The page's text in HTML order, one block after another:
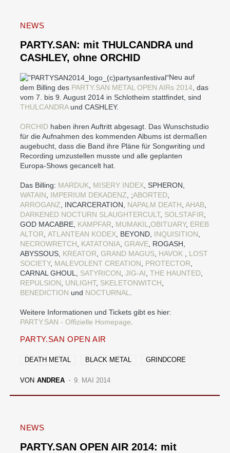
NEWS
PARTY.SAN: mit THULCANDRA und
CASHLEY, ohne ORCHID
Neu auf
dem Billing des PARTY.SAN METAL OPEN AIRs 2014 , das
vom 7. bis 9. August 2014 in Schlotheim stattfindet, sind
THULCANDRA und CASHLEY.
ORCHID haben ihren Auftritt abgesagt. Das Wunschstudio
für die Aufnahmen des kommenden Albums ist dermaßen
augebucht, dass die Band ihre Pläne für Songwriting und
Recording umzustellen musste und alle geplanten
Europa-Shows gecancelt hat.
Das Billing: MARDUK MISERY INDEX , SPHERON,
WATAIN
IMPERIUM DEKADENZ , ;ABORTED
ARROGANZ , INCARCERATION, NAPALM DEATH AHAB
DARKENED NOCTURN SLAUGHTERCULT, SOLSTAFIR
GOD MACABRE, KAMPFAR MUMAKIL OBITUARY, EREB
ALTOR ATLANTEAN KODEX , BEYOND, INQUISITION
NECROWRETCH
KATATONIA GRAVE , ROGASH,
ABYSSOUS, KREATOR GRAND MAGUS HAVOK
LOST
SOCIETY, MALEVOLENT CREATION PROTECTOR
CARNAL GHOUL, SATYRICON JIG-AI THE HAUNTED
REPULSION
UNLIGHT, SKELETONWITCH
BENEDICTION und NOCTURNAL
Weitere Informationen und Tickets gibt es hier:
PARTY.SAN - Offizielle Homepage
PARTY.SAN OPEN AIR
DEATH METAL BLACK METAL GRINDCORE
VON ANDREA 9. MAI 2014
NEWS
PARTY.SAN OPEN AIR 2014: mit